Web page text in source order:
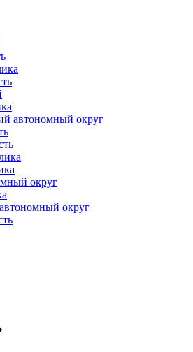
автономный округ
округ
округ